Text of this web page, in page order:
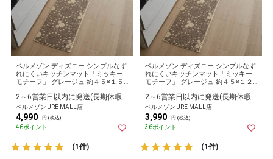
ベルメゾン ディズニー シンプルなず
れにくいキッチンマット「ミッキー
モチーフ」 グレージュ 約４５×１５
2～6営業日以内に発送(長期休暇除く)
ベルメゾン JRE MALL店
4,990 円 (税込)
46ポイント
(1件)
ベルメゾン ディズニー シンプルなず
れにくいキッチンマット「ミッキー
モチーフ」 グレージュ 約４５×１２
2～6営業日以内に発送(長期休暇除く)
ベルメゾン JRE MALL店
3,990 円 (税込)
36ポイント
(1件)